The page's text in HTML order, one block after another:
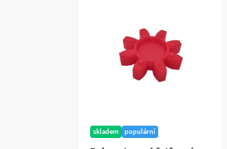
skladem populární